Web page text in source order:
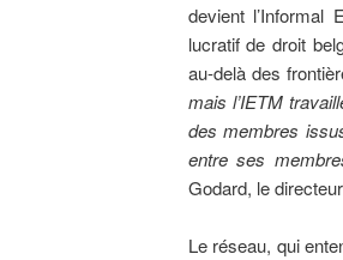
devient l’Informal
lucratif de droit
au-delà des
mais l’IETM
des membres
entre ses
Godard, le
Le réseau, qui